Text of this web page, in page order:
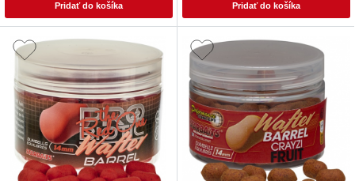
Pridať do košíka Pridať do košíka